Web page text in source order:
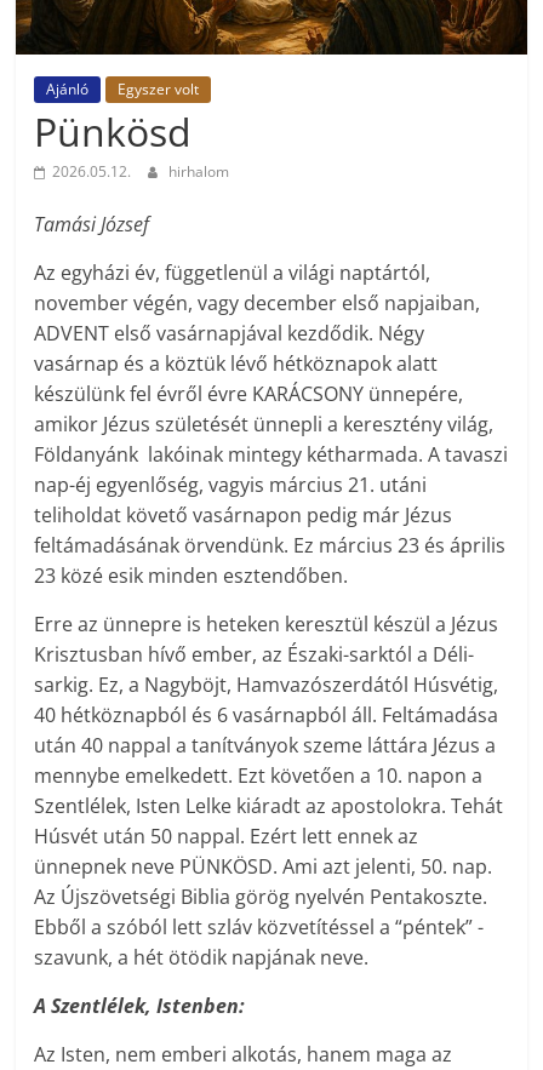
Ajánló Egyszer volt
Pünkösd
2026.05.12. hirhalom
Tamási József
Az egyházi év, függetlenül a világi naptártól,
november végén, vagy december első napjaiban,
ADVENT első vasárnapjával kezdődik. Négy
vasárnap és a köztük lévő hétköznapok alatt
készülünk fel évről évre KARÁCSONY ünnepére,
amikor Jézus születését ünnepli a keresztény világ,
Földanyánk lakóinak mintegy kétharmada. A tavaszi
nap-éj egyenlőség, vagyis március 21. utáni
teliholdat követő vasárnapon pedig már Jézus
feltámadásának örvendünk. Ez március 23 és április
23 közé esik minden esztendőben.
Erre az ünnepre is heteken keresztül készül a Jézus
Krisztusban hívő ember, az Északi-sarktól a Déli-
sarkig. Ez, a Nagyböjt, Hamvazószerdától Húsvétig,
40 hétköznapból és 6 vasárnapból áll. Feltámadása
után 40 nappal a tanítványok szeme láttára Jézus a
mennybe emelkedett. Ezt követően a 10. napon a
Szentlélek, Isten Lelke kiáradt az apostolokra. Tehát
Húsvét után 50 nappal. Ezért lett ennek az
ünnepnek neve PÜNKÖSD. Ami azt jelenti, 50. nap.
Az Újszövetségi Biblia görög nyelvén Pentakoszte.
Ebből a szóból lett szláv közvetítéssel a “péntek” -
szavunk, a hét ötödik napjának neve.
A Szentlélek, Istenben:
Az Isten, nem emberi alkotás, hanem maga az